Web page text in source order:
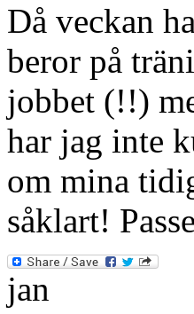
Då veckan
beror på
jobbet (!!)
har jag inte
om mina
såklart!
jan